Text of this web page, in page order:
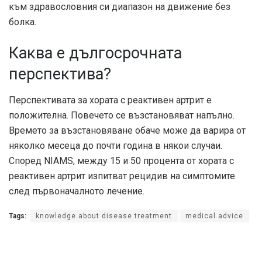
към здравословния си диапазон на движение без
болка.
Каква е дългосрочната
перспектива?
Перспективата за хората с реактивен артрит е
положителна. Повечето се възстановяват напълно.
Времето за възстановяване обаче може да варира от
няколко месеца до почти година в някои случаи.
Според NIAMS, между 15 и 50 процента от хората с
реактивен артрит изпитват рецидив на симптомите
след първоначалното лечение.
Tags: knowledge about disease treatment medical advice